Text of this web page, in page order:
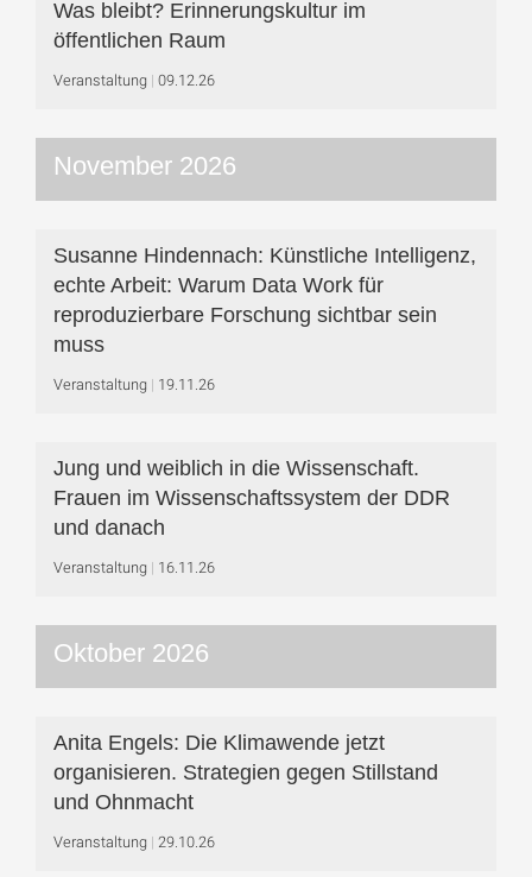
Was bleibt? Erinnerungskultur im
öffentlichen Raum
Veranstaltung 09.12.26
November 2026
Susanne Hindennach: Künstliche Intelligenz,
echte Arbeit: Warum Data Work für
reproduzierbare Forschung sichtbar sein
muss
Veranstaltung 19.11.26
Jung und weiblich in die Wissenschaft.
Frauen im Wissenschaftssystem der DDR
und danach
Veranstaltung 16.11.26
Oktober 2026
Anita Engels: Die Klimawende jetzt
organisieren. Strategien gegen Stillstand
und Ohnmacht
Veranstaltung 29.10.26